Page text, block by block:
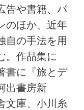
告や書籍、パ
のほか、近年
自の手法を用
。作品集に
書に『旅とデ
出書房新
文庫、小川糸